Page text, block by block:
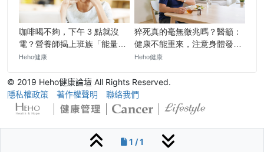
1 / 1
© 2019 Heho健康論壇 All Rights Reserved.
隱私權政策
著作權聲明 聯絡我們